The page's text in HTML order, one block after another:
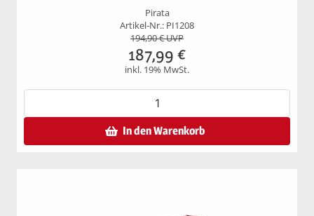
Pirata
Artikel-Nr.: PI1208
194,90€ UVP
187,99 €
inkl. 19% MwSt.
In den Warenkorb